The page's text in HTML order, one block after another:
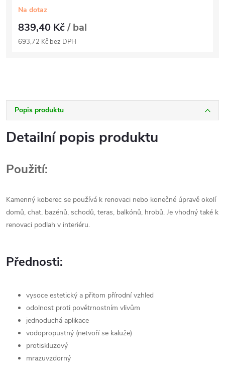
Na dotaz
839,40 Kč/ bal
693,72 Kč bez DPH
Popis produktu
Detailní popis produktu
Použití:
Kamenný koberec se používá k renovaci nebo konečné úpravě okolí
domů, chat, bazénů, schodů, teras, balkónů, hrobů. Je vhodný také k
renovaci podlah v interiéru.
Přednosti:
vysoce estetický a přitom přírodní vzhled
odolnost proti povětrnostním vlivům
jednoduchá aplikace
vodopropustný (netvoří se kaluže)
protiskluzový
mrazuvzdorný